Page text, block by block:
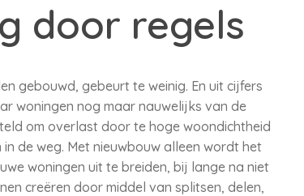
door regels
gebouwd, gebeurt te weinig. En uit cijfers
woningen nog maar nauwelijks van de
om overlast door te hoge woondichtheid
de weg. Met nieuwbouw alleen wordt het
woningen uit te breiden, bij lange na niet
creëren door middel van splitsen, delen,